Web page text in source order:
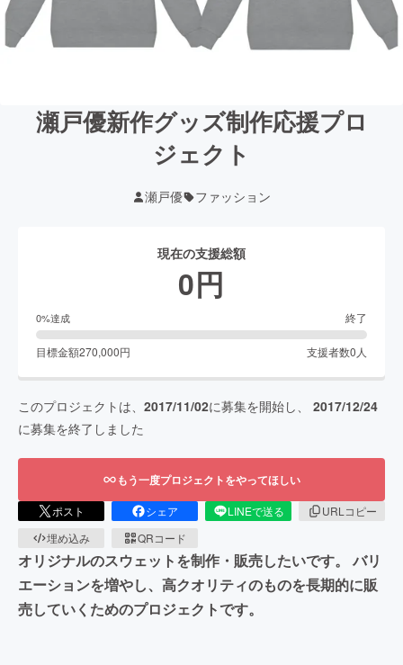
瀬戸優新作グッズ制作応援プロ
ジェクト
瀬戸優 ファッション
現在の支援総額
0円
0%達成 終了
目標金額270,000円 支援者数0 人
このプロジェクトは、 2017/11/02に募集を開始し、 2017/12/24
に募集を終了しました
もう一度プロジェクトをやってほしい
ポスト シェア LINEで送る
URLコピー
埋め込み
QRコード
オリジナルのスウェットを制作・販売したいです。 バリ
エーションを増やし、高クオリティのものを長期的に販
売していくためのプロジェクトです。